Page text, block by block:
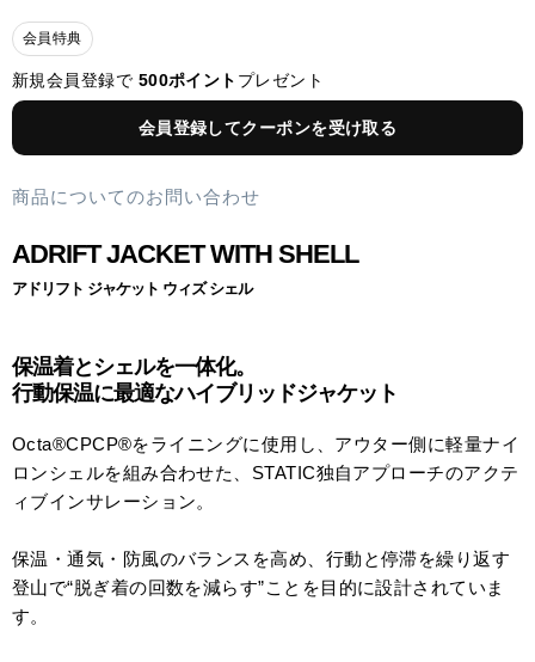
会員特典
新規会員登録で 500ポイント プレゼント
会員登録してクーポンを受け取る
商品についてのお問い合わせ
ADRIFT JACKET WITH SHELL
アドリフト ジャケット ウィズ シェル
保温着とシェルを一体化。
行動保温に最適なハイブリッドジャケット
Octa®CPCP®をライニングに使用し、アウター側に軽量ナイ
ロンシェルを組み合わせた、STATIC独自アプローチのアクテ
ィブインサレーション。
保温・通気・防風のバランスを高め、行動と停滞を繰り返す
登山で“脱ぎ着の回数を減らす”ことを目的に設計されていま
す。